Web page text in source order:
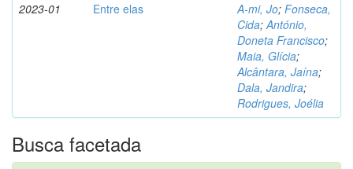
2023-01 Entre elas A-mi, Jo; Fonseca,
Cida;António,
Doneta Francisco;
Maia, Glícia;
Alcântara, Jaína;
Dala, Jandira;
Rodrigues, Joélia
Busca facetada